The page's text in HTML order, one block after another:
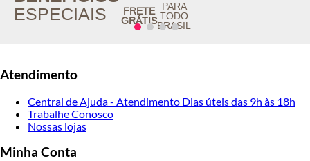
ESPECIAIS
FRETE
GRÁTIS
PARA
TODO
BRASIL
Atendimento
Central de Ajuda - Atendimento Dias úteis das 9h às 18h
Trabalhe Conosco
Nossas lojas
Minha Conta